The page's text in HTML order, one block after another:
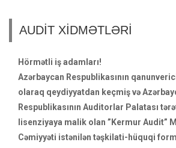
AUDİT XİDMƏTLƏRİ
Hörmətli iş adamları!
Azərbaycan Respublikasının
olaraq qeydiyyatdan keçmiş və
Respublikasının Auditorlar Palatası
lisenziyaya malik olan ”Kermur Audit”
Cəmiyyəti istənilən təşkilati-hüquqi